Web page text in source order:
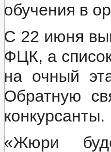
обучения в
С 22 июня
ФЦК, а
на очный
Обратную
конкурсанты.
«Жюри